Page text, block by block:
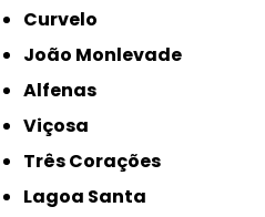
Curvelo
João Monlevade
Alfenas
Viçosa
Três Corações
Lagoa Santa